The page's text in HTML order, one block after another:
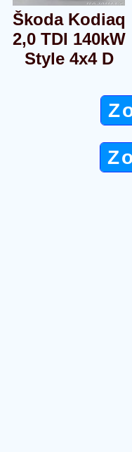
Škoda Kodiaq
2,0 TDI 140kW
Style 4x4 D